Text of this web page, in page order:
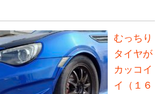
むっちり
タイヤが
カッコイ
イ（１６